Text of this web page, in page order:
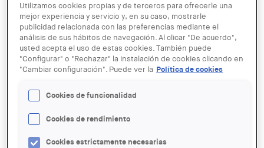
de Tarragona
01 AGO - 29 SEP
Exposició "Parc del Port"
Utilizamos cookies propias y de terceros para ofrecerle una
mejor experiencia y servicio y, en su caso, mostrarle
publicidad relacionada con las preferencias mediante el
análisis de sus hábitos de navegación. Al clicar "De acuerdo",
usted acepta el uso de estas cookies. También puede
"Configurar" o "Rechazar" la instalación de cookies clicando en
"Cambiar configuración". Puede ver la Política de cookies
Cookies de funcionalidad
Cookies de rendimiento
Cookies estrictamente necesarias